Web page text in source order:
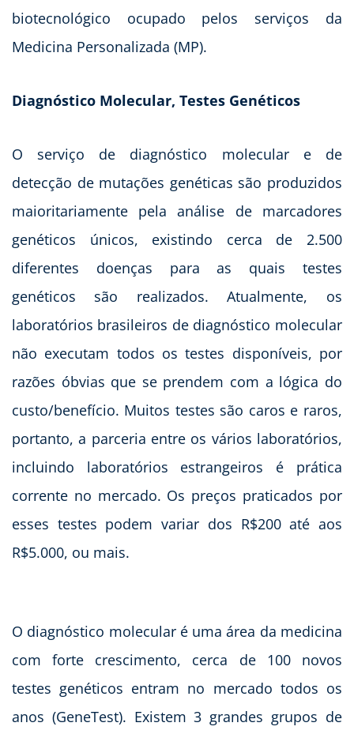
biotecnológico ocupado pelos serviços da
Medicina Personalizada (MP).
Diagnóstico Molecular, Testes Genéticos
O serviço de diagnóstico molecular e de
detecção de mutações genéticas são produzidos
maioritariamente pela análise de marcadores
genéticos únicos, existindo cerca de 2.500
diferentes doenças para as quais testes
genéticos são realizados. Atualmente, os
laboratórios brasileiros de diagnóstico molecular
não executam todos os testes disponíveis, por
razões óbvias que se prendem com a lógica do
custo/benefício. Muitos testes são caros e raros,
portanto, a parceria entre os vários laboratórios,
incluindo laboratórios estrangeiros é prática
corrente no mercado. Os preços praticados por
esses testes podem variar dos R$200 até aos
R$5.000, ou mais.
O diagnóstico molecular é uma área da medicina
com forte crescimento, cerca de 100 novos
testes genéticos entram no mercado todos os
anos (GeneTest). Existem 3 grandes grupos de